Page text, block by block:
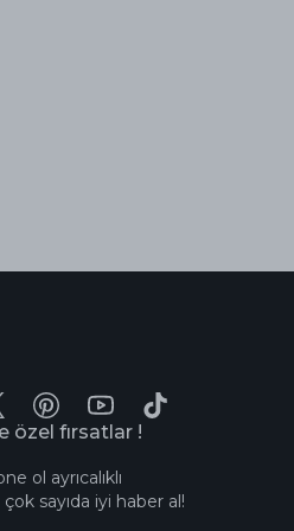
özel fırsatlar !
ol ayrıcalıklı
sayıda iyi haber al!